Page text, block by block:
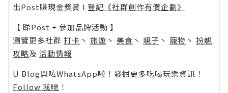
出Post賺現金獎賞 l 登記《社群創作有價企劃》
【 睇Post + 參加品牌活動 】
瀏覽更多社群 打卡 丶 旅遊 丶 美食 丶 親子 丶 寵物 丶 扮靚
攻略及 活動情報
U Blog開咗WhatsApp啦！發掘更多吃喝玩樂資訊！
Follow 我哋 ！